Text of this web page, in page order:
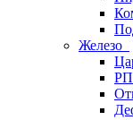
Железо